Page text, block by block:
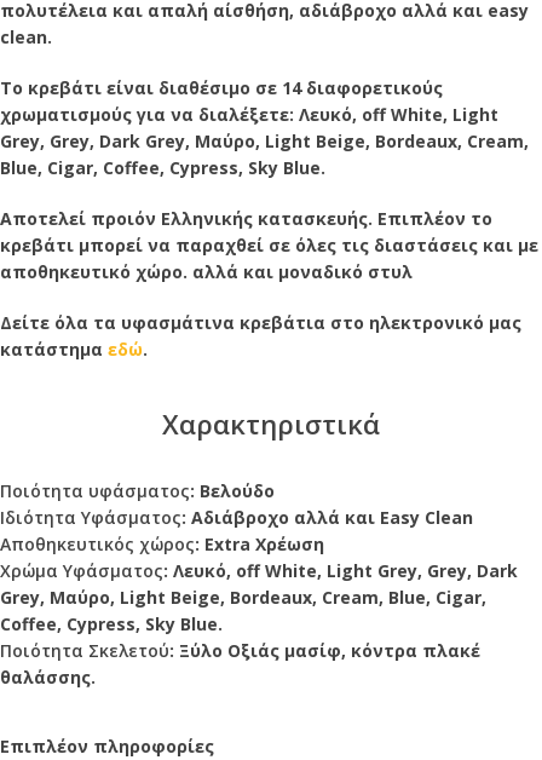
πολυτέλεια και απαλή αίσθήση, αδιάβροχο αλλά και easy
clean.
Το κρεβάτι είναι διαθέσιμο σε 14 διαφορετικούς
χρωματισμούς για να διαλέξετε: Λευκό, off White, Light
Grey, Grey, Dark Grey, Μαύρο, Light Beige, Bordeaux, Cream,
Blue, Cigar, Coffee, Cypress, Sky Blue.
Αποτελεί προιόν Ελληνικής κατασκευής. Επιπλέον το
κρεβάτι μπορεί να παραχθεί σε όλες τις διαστάσεις και με
αποθηκευτικό χώρο. αλλά και μοναδικό στυλ
Δείτε όλα τα υφασμάτινα κρεβάτια στο ηλεκτρονικό μας
κατάστημα εδώ.
Xαρακτηριστικά
Ποιότητα υφάσματος: Bελούδο
Ιδιότητα Υφάσματος: Αδιάβροχο αλλά και Easy Clean
Αποθηκευτικός χώρος: Extra Χρέωση
Χρώμα Υφάσματος: Λευκό, off White, Light Grey, Grey, Dark
Grey, Μαύρο, Light Beige, Bordeaux, Cream, Blue, Cigar,
Coffee, Cypress, Sky Blue.
Ποιότητα Σκελετού: Ξύλο Οξιάς μασίφ, κόντρα πλακέ
θαλάσσης.
Επιπλέον πληροφορίες